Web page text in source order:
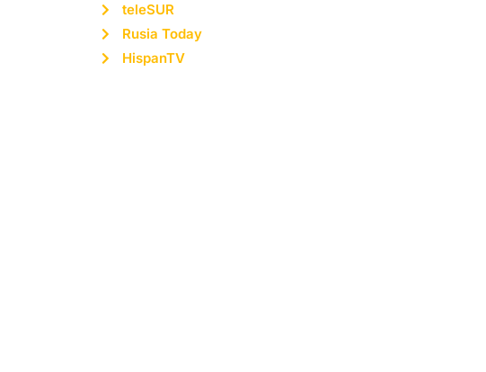
teleSUR
Rusia Today
HispanTV